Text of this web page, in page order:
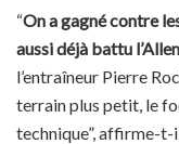
“On a gagné contre
aussi déjà battu
l’entraîneur Pierre
terrain plus petit, le
technique”, affirme-